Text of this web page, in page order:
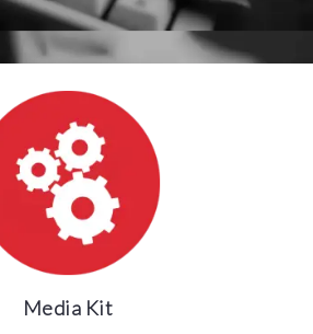
Media Kit